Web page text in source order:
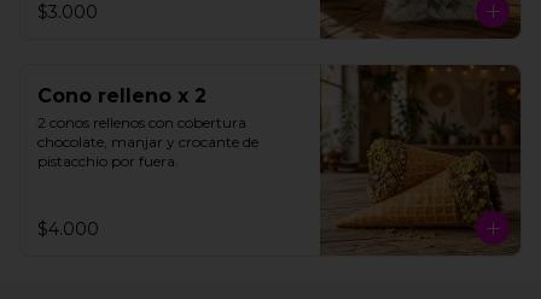
$3.000
Cono relleno x 2
2 conos rellenos con cobertura
chocolate, manjar y crocante de
pistacchio por fuera.
$4.000